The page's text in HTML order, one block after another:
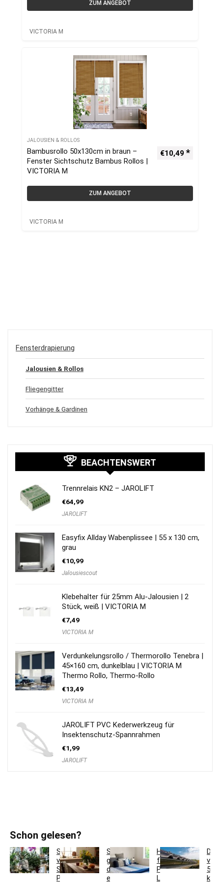
ZUM ANGEBOT
VICTORIA M
JALOUSIEN & ROLLOS
Bambusrollo 50x130cm in braun –
Fenster Sichtschutz Bambus Rollos |
VICTORIA M
€10,49
ZUM ANGEBOT
VICTORIA M
Fensterdrapierung
Jalousien & Rollos
Fliegengitter
Vorhänge & Gardinen
BEACHTENSWERT
Trennrelais KN2 – JAROLIFT
€64,99
JAROLIFT
Easyfix Allday Wabenplissee | 55 x 130 cm,
grau
€10,99
Jalousiescout
Klebehalter für 25mm Alu-Jalousien | 2
Stück, weiß | VICTORIA M
€7,49
VICTORIA M
Verdunkelungsrollo / Thermorollo Tenebra |
45×160 cm, dunkelblau | VICTORIA M
Thermo Rollo, Thermo-Rollo
€13,49
VICTORIA M
JAROLIFT PVC Kederwerkzeug für
Insektenschutz-Spannrahmen
€1,99
JAROLIFT
Schon gelesen?
So
verwandeln
Sie
Pflanzgefäße
So
gestaltest
du
ein
Hotelbettwäsche
für
Privatkunden:
Luxus
5